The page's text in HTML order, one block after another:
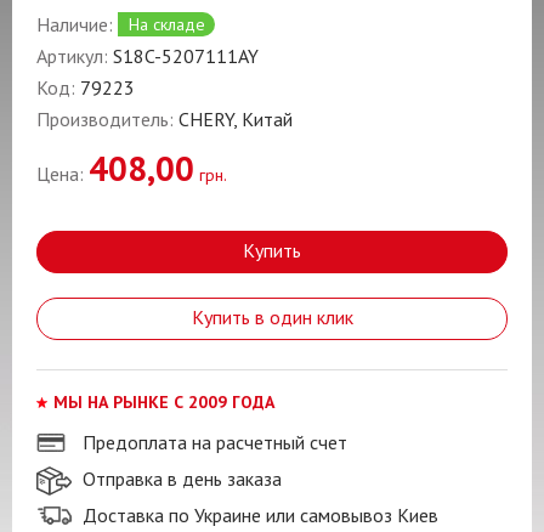
Наличие: На складе
Артикул: S18C-5207111AY
Код: 79223
Производитель: CHERY, Китай
Цена: 408,00 грн.
Купить
Купить в один клик
МЫ НА РЫНКЕ С 2009 ГОДА
Предоплата на расчетный счет
Отправка в день заказа
Доставка по Украине или самовывоз Киев